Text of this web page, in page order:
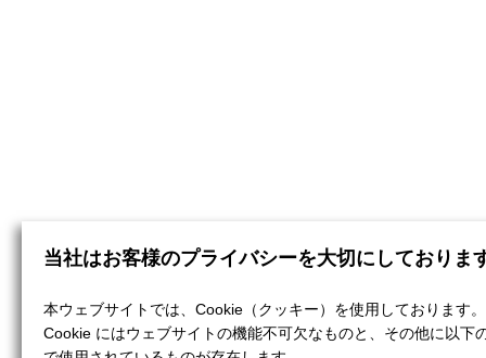
当社はお客様のプライバシーを大切にしておりま
本ウェブサイトでは、Cookie（クッキー）を使用しております。
Cookie にはウェブサイトの機能不可欠なものと、その他に以下